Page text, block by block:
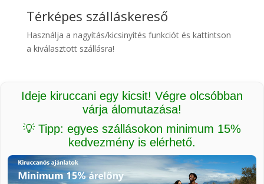
Térképes szálláskereső
Használja a nagyítás/kicsinyítés funkciót és kattintson
a kiválasztott szállásra!
Ideje kiruccani egy kicsit! Végre olcsóbban
várja álomutazása!
💡 Tipp: egyes szállásokon minimum 15%
kedvezmény is elérhető.